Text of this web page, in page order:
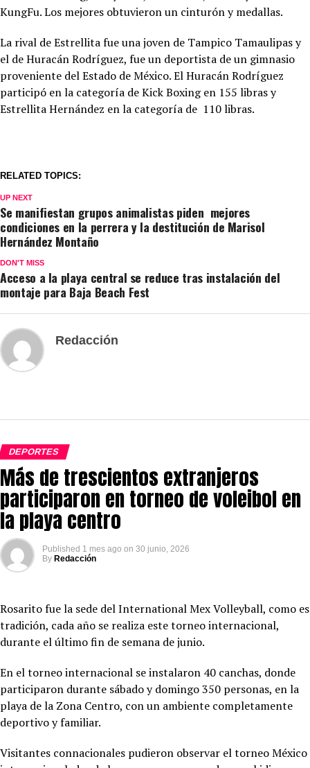
KungFu. Los mejores obtuvieron un cinturón y medallas.
La rival de Estrellita fue una joven de Tampico Tamaulipas y
el de Huracán Rodríguez, fue un deportista de un gimnasio
proveniente del Estado de México. El Huracán Rodríguez
participó en la categoría de Kick Boxing en 155 libras y
Estrellita Hernández en la categoría de 110 libras.
RELATED TOPICS:
UP NEXT
Se manifiestan grupos animalistas piden mejores
condiciones en la perrera y la destitución de Marisol
Hernández Montaño
DON'T MISS
Acceso a la playa central se reduce tras instalación del
montaje para Baja Beach Fest
Redacción
DEPORTES
Más de trescientos extranjeros
participaron en torneo de voleibol en
la playa centro
Published 1 mes ago on 30 junio, 2026
By Redacción
Rosarito fue la sede del International Mex Volleyball, como es
tradición, cada año se realiza este torneo internacional,
durante el último fin de semana de junio.
En el torneo internacional se instalaron 40 canchas, donde
participaron durante sábado y domingo 350 personas, en la
playa de la Zona Centro, con un ambiente completamente
deportivo y familiar.
Visitantes connacionales pudieron observar el torneo México